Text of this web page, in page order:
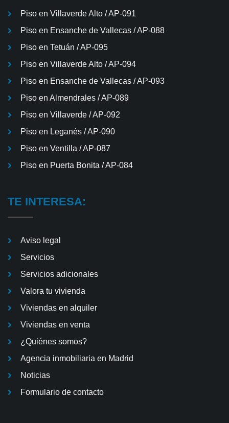
Piso en Villaverde Alto / AP-091
Piso en Ensanche de Vallecas / AP-088
Piso en Tetuán / AP-095
Piso en Villaverde Alto / AP-094
Piso en Ensanche de Vallecas / AP-093
Piso en Almendrales / AP-089
Piso en Villaverde / AP-092
Piso en Leganés / AP-090
Piso en Ventilla / AP-087
Piso en Puerta Bonita / AP-084
TE INTERESA:
Aviso legal
Servicios
Servicios adicionales
Valora tu vivienda
Viviendas en alquiler
Viviendas en venta
¿Quiénes somos?
Agencia inmobiliaria en Madrid
Noticias
Formulario de contacto